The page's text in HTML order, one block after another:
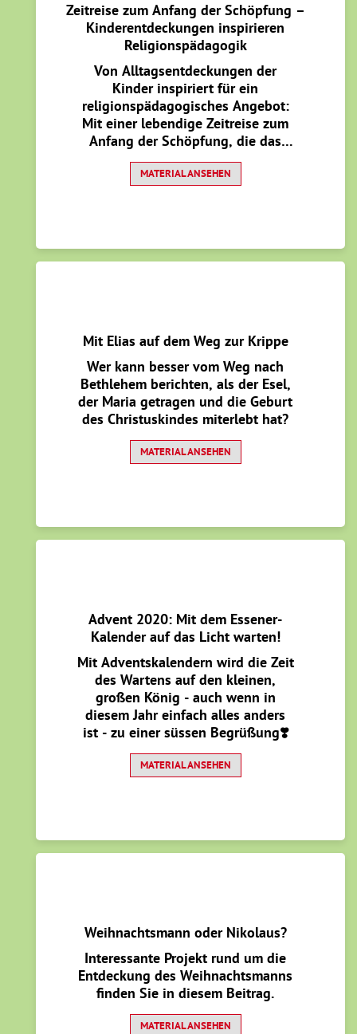
Zeitreise zum Anfang der Schöpfung –
Kinderentdeckungen inspirieren
Religionspädagogik
Von Alltagsentdeckungen der
Kinder inspiriert für ein
religionspädagogisches Angebot:
Mit einer lebendige Zeitreise zum
Anfang der Schöpfung, die das
Spiel der Kinder noch lange
begleitet, verdient sich die Kath.
MATERIAL ANSEHEN
Mit Elias auf dem Weg zur Krippe
Wer kann besser vom Weg nach
Bethlehem berichten, als der Esel,
der Maria getragen und die Geburt
des Christuskindes miterlebt hat?
MATERIAL ANSEHEN
Advent 2020: Mit dem Essener-
Kalender auf das Licht warten!
Mit Adventskalendern wird die Zeit
des Wartens auf den kleinen,
großen König - auch wenn in
diesem Jahr einfach alles anders
ist - zu einer süssen Begrüßung❣️
MATERIAL ANSEHEN
Weihnachtsmann oder Nikolaus?
Interessante Projekt rund um die
Entdeckung des Weihnachtsmanns
finden Sie in diesem Beitrag.
MATERIAL ANSEHEN